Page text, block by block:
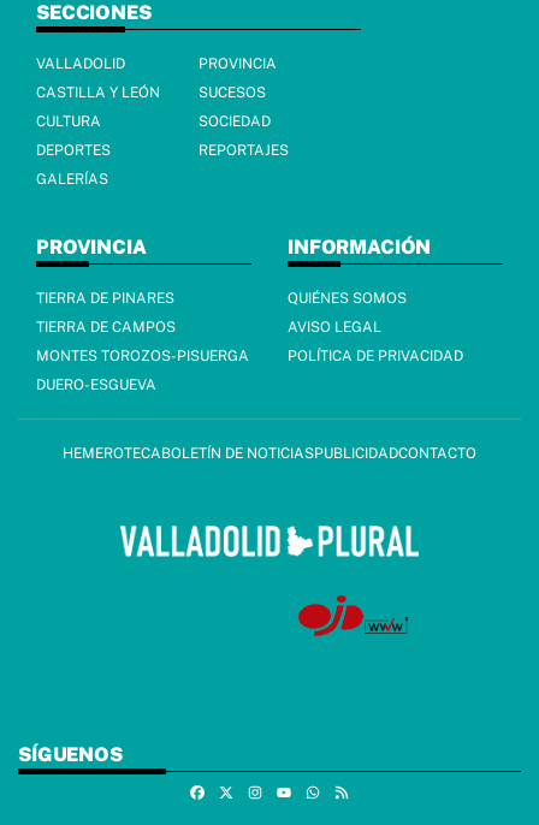
SECCIONES
VALLADOLID
PROVINCIA
CASTILLA Y LEÓN
SUCESOS
CULTURA
SOCIEDAD
DEPORTES
REPORTAJES
GALERÍAS
PROVINCIA
TIERRA DE PINARES
TIERRA DE CAMPOS
MONTES TOROZOS-PISUERGA
DUERO-ESGUEVA
INFORMACIÓN
QUIÉNES SOMOS
AVISO LEGAL
POLÍTICA DE PRIVACIDAD
HEMEROTECABOLETÍN DE NOTICIASPUBLICIDADCONTACTO
SÍGUENOS
FacebookInstagramWhatsapp